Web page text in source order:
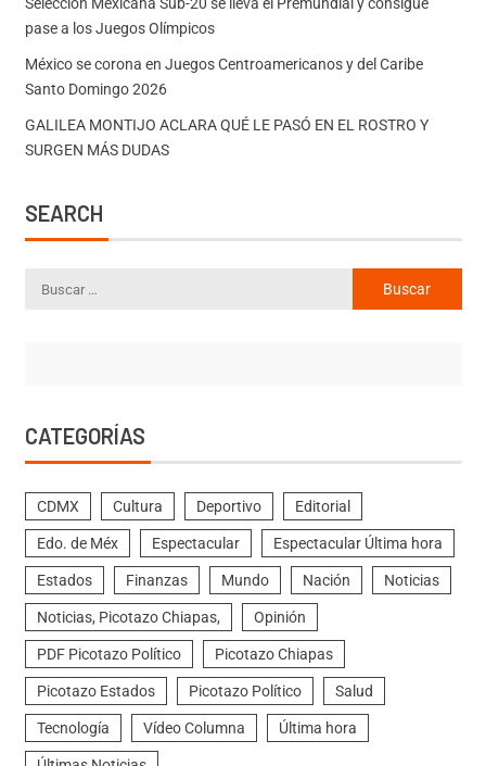
pase a los Juegos Olímpicos
México se corona en Juegos Centroamericanos y del Caribe
Santo Domingo 2026
GALILEA MONTIJO ACLARA QUÉ LE PASÓ EN EL ROSTRO Y
SURGEN MÁS DUDAS
SEARCH
CATEGORÍAS
CDMX Cultura Deportivo Editorial
Edo. de Méx Espectacular Espectacular Última hora
Estados Finanzas Mundo Nación Noticias
Noticias, Picotazo Chiapas, Opinión
PDF Picotazo Político Picotazo Chiapas
Picotazo Estados Picotazo Político Salud
Tecnología Vídeo Columna Última hora